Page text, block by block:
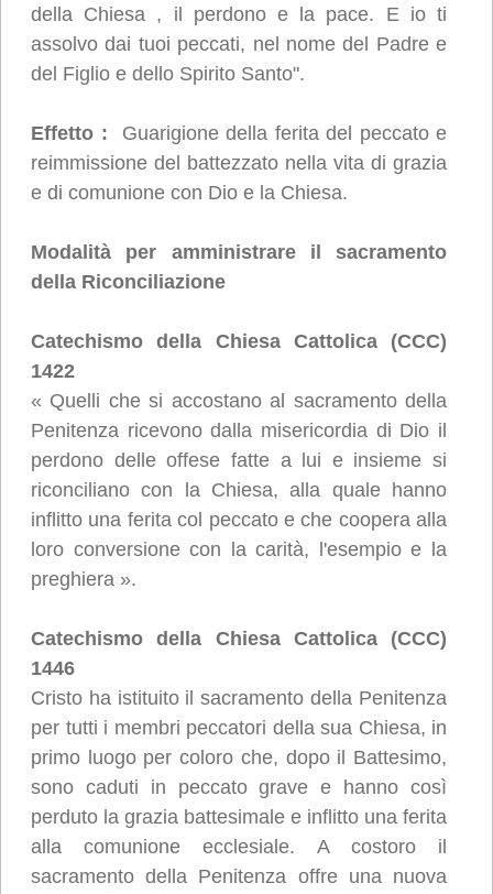
della Chiesa , il perdono e la pace. E io ti
assolvo dai tuoi peccati, nel nome del Padre e
del Figlio e dello Spirito Santo".
Effetto :
Guarigione della ferita del peccato e
reimmissione del battezzato nella vita di grazia
e di comunione con Dio e la Chiesa.
Modalità per amministrare il sacramento
della Riconciliazione
Catechismo della Chiesa Cattolica (CCC)
1422
« Quelli che si accostano al sacramento della
Penitenza ricevono dalla misericordia di Dio il
perdono delle offese fatte a lui e insieme si
riconciliano con la Chiesa, alla quale hanno
inflitto una ferita col peccato e che coopera alla
loro conversione con la carità, l'esempio e la
preghiera ».
Catechismo della Chiesa Cattolica (CCC)
1446
Cristo ha istituito il sacramento della Penitenza
per tutti i membri peccatori della sua Chiesa, in
primo luogo per coloro che, dopo il Battesimo,
sono caduti in peccato grave e hanno così
perduto la grazia battesimale e inflitto una ferita
alla comunione ecclesiale. A costoro il
sacramento della Penitenza offre una nuova